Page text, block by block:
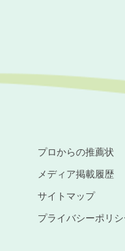
プロからの推薦状
メディア掲載履歴
サイトマップ
プライバシーポリシ